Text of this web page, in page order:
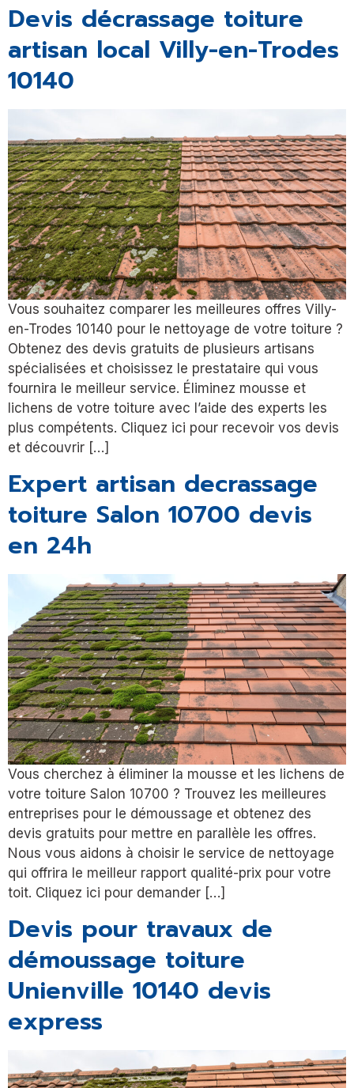
Devis décrassage toiture
artisan local Villy-en-Trodes
10140
Vous souhaitez comparer les meilleures offres Villy-
en-Trodes 10140 pour le nettoyage de votre toiture ?
Obtenez des devis gratuits de plusieurs artisans
spécialisées et choisissez le prestataire qui vous
fournira le meilleur service. Éliminez mousse et
lichens de votre toiture avec l’aide des experts les
plus compétents. Cliquez ici pour recevoir vos devis
et découvrir […]
Expert artisan decrassage
toiture Salon 10700 devis
en 24h
Vous cherchez à éliminer la mousse et les lichens de
votre toiture Salon 10700 ? Trouvez les meilleures
entreprises pour le démoussage et obtenez des
devis gratuits pour mettre en parallèle les offres.
Nous vous aidons à choisir le service de nettoyage
qui offrira le meilleur rapport qualité-prix pour votre
toit. Cliquez ici pour demander […]
Devis pour travaux de
démoussage toiture
Unienville 10140 devis
express